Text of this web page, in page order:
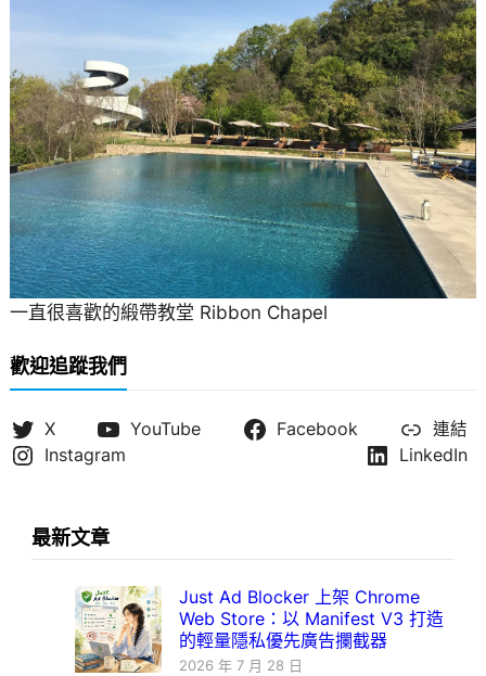
一直很喜歡的緞帶教堂 Ribbon Chapel
歡迎追蹤我們
X YouTube Facebook
連結
Instagram
LinkedIn
最新文章
Just Ad Blocker 上架 Chrome
Web Store：以 Manifest V3 打造
的輕量隱私優先廣告攔截器
2026 年 7 月 28 日